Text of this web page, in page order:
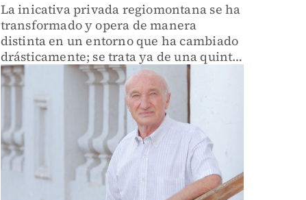
La inicativa privada regiomontana se ha
transformado y opera de manera
distinta en un entorno que ha cambiado
drásticamente; se trata ya de una quinta
generación de empresarios que están
entre la tradición y la transformación.